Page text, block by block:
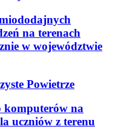
na terenach
w województwie
Powietrze
komputerów na
uczniów z terenu